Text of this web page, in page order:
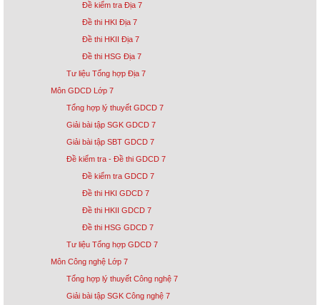
Đề kiểm tra Địa 7
Đề thi HKI Địa 7
Đề thi HKII Địa 7
Đề thi HSG Địa 7
Tư liệu Tổng hợp Địa 7
Môn GDCD Lớp 7
Tổng hợp lý thuyết GDCD 7
Giải bài tập SGK GDCD 7
Giải bài tập SBT GDCD 7
Đề kiểm tra - Đề thi GDCD 7
Đề kiểm tra GDCD 7
Đề thi HKI GDCD 7
Đề thi HKII GDCD 7
Đề thi HSG GDCD 7
Tư liệu Tổng hợp GDCD 7
Môn Công nghệ Lớp 7
Tổng hợp lý thuyết Công nghệ 7
Giải bài tập SGK Công nghệ 7